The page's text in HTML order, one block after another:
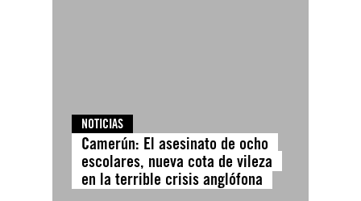
NOTICIAS
Camerún: El asesinato de ocho
escolares, nueva cota de vileza
en la terrible crisis anglófona